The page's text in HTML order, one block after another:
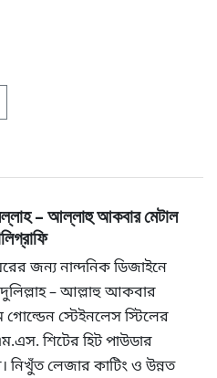
– আল্লাহু আকবার মেটাল
জন্য নান্দনিক ডিজাইনে
– আল্লাহু আকবার
গোল্ডেন স্টেইনলেস স্টিলের
শিটের হিট পাউডার
নিখুঁত লেজার কাটিং ও উন্নত